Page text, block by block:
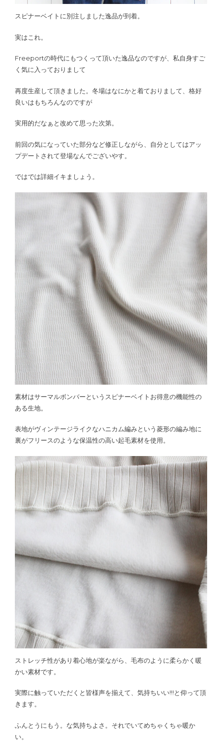
スピナーベイトに別注しました逸品が到着。
実はこれ。
Freeportの時代にもつくって頂いた逸品なのですが、私自身すご
く気に入っておりまして
再度生産して頂きました。冬場はなにかと着ておりまして、格好
良いはもちろんなのですが
実用的だなぁと改めて思った次第。
前回の気になっていた部分など修正しながら、自分としてはアッ
プデートされて登場なんでございやす。
ではでは詳細イキましょう。
素材はサーマルボンバーというスピナーベイトお得意の機能性の
ある生地。
表地がヴィンテージライクなハニカム編みという菱形の編み地に
裏がフリースのような保温性の高い起毛素材を使用。
ストレッチ性があり着心地が楽ながら、毛布のように柔らかく暖
かい素材です。
実際に触っていただくと皆様声を揃えて、気持ちいい!!!と仰って頂
きます。
ふんとうにもう。な気持ちよさ。それでいてめちゃくちゃ暖か
い。